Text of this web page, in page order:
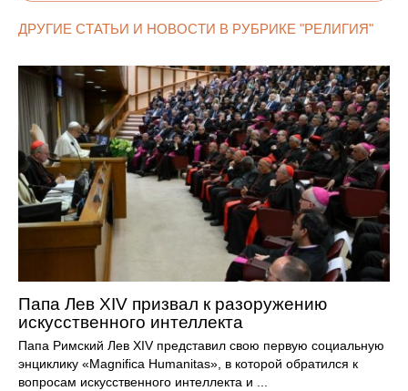
ДРУГИЕ СТАТЬИ И НОВОСТИ В РУБРИКЕ "РЕЛИГИЯ"
Папа Лев XIV призвал к разоружению
искусственного интеллекта
Папа Римский Лев XIV представил свою первую социальную
энциклику «Magnifica Humanitas», в которой обратился к
вопросам искусственного интеллекта и ...